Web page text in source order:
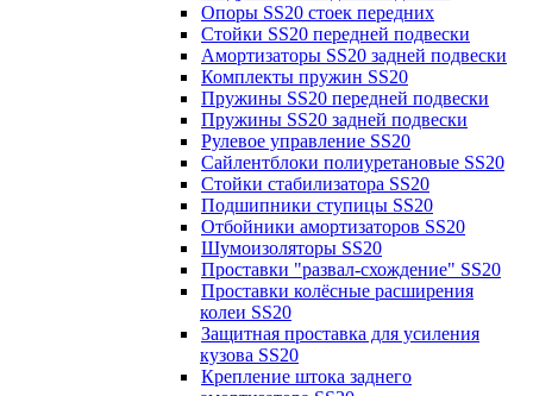
Опоры SS20 стоек передних
Стойки SS20 передней подвески
Амортизаторы SS20 задней подвески
Комплекты пружин SS20
Пружины SS20 передней подвески
Пружины SS20 задней подвески
Рулевое управление SS20
Сайлентблоки полиуретановые SS20
Стойки стабилизатора SS20
Подшипники ступицы SS20
Отбойники амортизаторов SS20
Шумоизоляторы SS20
Проставки "развал-схождение" SS20
Проставки колёсные расширения
колеи SS20
Защитная проставка для усиления
кузова SS20
Крепление штока заднего